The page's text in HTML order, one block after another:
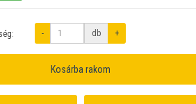
- db +
Kosárba rakom